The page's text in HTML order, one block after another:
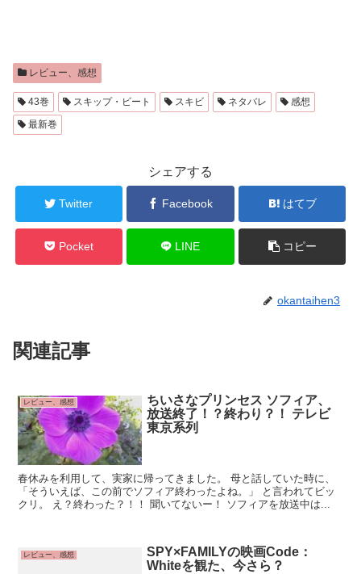
レビュー、感想
43巻 スキップ・ビート スキビ ネタバレ
感想
最新巻
シェアする
Twitter Facebook はてブ
Pocket LINE コピー
okantaihen3
関連記事
レビュー、感想
ちいさなプリンセス ソフィア、
放送終了！？終わり？！ テレビ
東京系列
春休みを利用して、実家に帰ってきました。 母と話していた時に、
「そういえば、この前でソフィア終わったよね。」 と言われてビッ
クリ。 え？終わった？！！ 聞いてないー！ ソフィアを放送中は...
レビュー、感想
SPY×FAMILYの映画Code：
Whiteを観た、今さら？